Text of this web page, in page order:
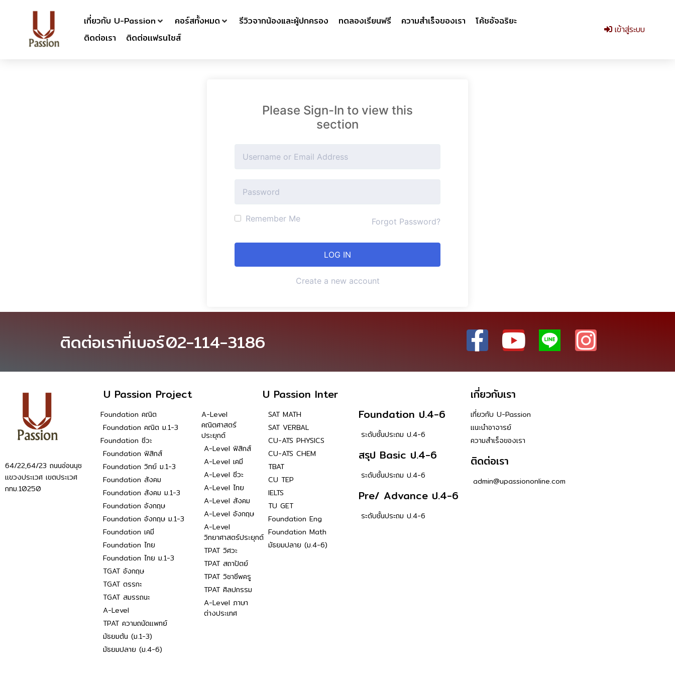
เกี่ยวกับ U-Passion คอร์สทั้งหมด รีวิวจากน้องและผู้ปกครอง ทดลองเรียนฟรี ความสำเร็จของเรา
โค้ชอัจฉริยะ
ติดต่อเรา
ติดต่อเเฟรนไชส์
เข้าสู่ระบบ
Please Sign-In to view this
section
Remember Me Forgot Password?
Create a new account
ติดต่อเราที่เบอร์02-114-3186
U Passion Project U Passion Inter เกี่ยวกับเรา
64/22,64/23 ถนนอ่อนนุช
แขวงประเวศ เขตประเวศ
กทม.10250
Foundation คณิต
Foundation คณิต ม.1-3
Foundation ชีวะ
Foundation ฟิสิกส์
Foundation วิทย์ ม.1-3
Foundation สังคม
Foundation สังคม ม.1-3
Foundation อังกฤษ
Foundation อังกฤษ ม.1-3
Foundation เคมี
Foundation ไทย
Foundation ไทย ม.1-3
TGAT อังกฤษ
TGAT ตรรกะ
TGAT สมรรถนะ
A-Level
TPAT ความถนัดแพทย์
มัธยมต้น (ม.1-3)
มัธยมปลาย (ม.4-6)
A-Level
คณิตศาสตร์
ประยุกต์
A-Level ฟิสิกส์
A-Level เคมี
A-Level ชีวะ
A-Level ไทย
A-Level สังคม
A-Level อังกฤษ
A-Level
วิทยาศาสตร์ประยุกต์
TPAT วิศวะ
TPAT สถาปัตย์
TPAT วิชาชีพครู
TPAT ศิลปกรรม
A-Level ภาษา
ต่างประเทศ
SAT MATH
SAT VERBAL
CU-ATS PHYSICS
CU-ATS CHEM
TBAT
CU TEP
IELTS
TU GET
Foundation Eng
Foundation Math
มัธยมปลาย (ม.4-6)
Foundation ป.4-6
ระดับชั้นประถม ป.4-6
สรุป Basic ป.4-6
ระดับชั้นประถม ป.4-6
Pre/ Advance ป.4-6
ระดับชั้นประถม ป.4-6
เกี่ยวกับ U-Passion
แนะนำอาจารย์
ความสำเร็จของเรา
ติดต่อเรา
admin@upassiononline.com